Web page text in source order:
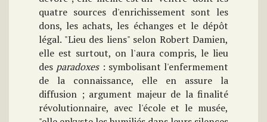
quatre sources d'enrichissement sont les
dons, les achats, les échanges et le dépôt
légal. "Lieu des liens" selon Robert Damien,
elle est surtout, on l'aura compris, le lieu
des paradoxes: symbolisant l'enfermement
de la connaissance, elle en assure la
diffusion ; argument majeur de la finalité
révolutionnaire, avec l'école et le musée,